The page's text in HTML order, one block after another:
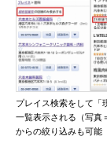
プレイス検索をして「
一覧表示される（写真
からの絞り込みも可能